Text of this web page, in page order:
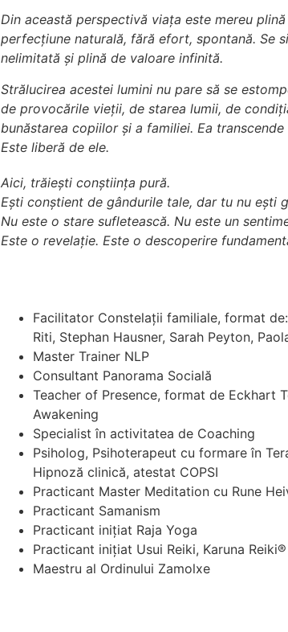
Din această perspectivă viața este mereu
perfecțiune naturală, fără efort, spontană. Se
nelimitată și plină de valoare infinită.
Strălucirea acestei lumini nu pare să se
de provocările vieții, de starea lumii, de
bunăstarea copiilor și a familiei. Ea
Este liberă de ele.
Aici, trăiești conștiința pură.
Ești conștient de gândurile tale, dar tu nu ești
Nu este o stare sufletească. Nu este un
Este o revelație. Este o descoperire
Facilitator Constelații familiale, format
Riti, Stephan Hausner, Sarah Peyton,
Master Trainer NLP
Consultant Panorama Socială
Teacher of Presence, format de Eckhart
Awakening
Specialist în activitatea de Coaching
Psiholog, Psihoterapeut cu formare în
Hipnoză clinică, atestat COPSI
Practicant Master Meditation cu Rune
Practicant Samanism
Practicant inițiat Raja Yoga
Practicant inițiat Usui Reiki, Karuna Reiki®
Maestru al Ordinului Zamolxe